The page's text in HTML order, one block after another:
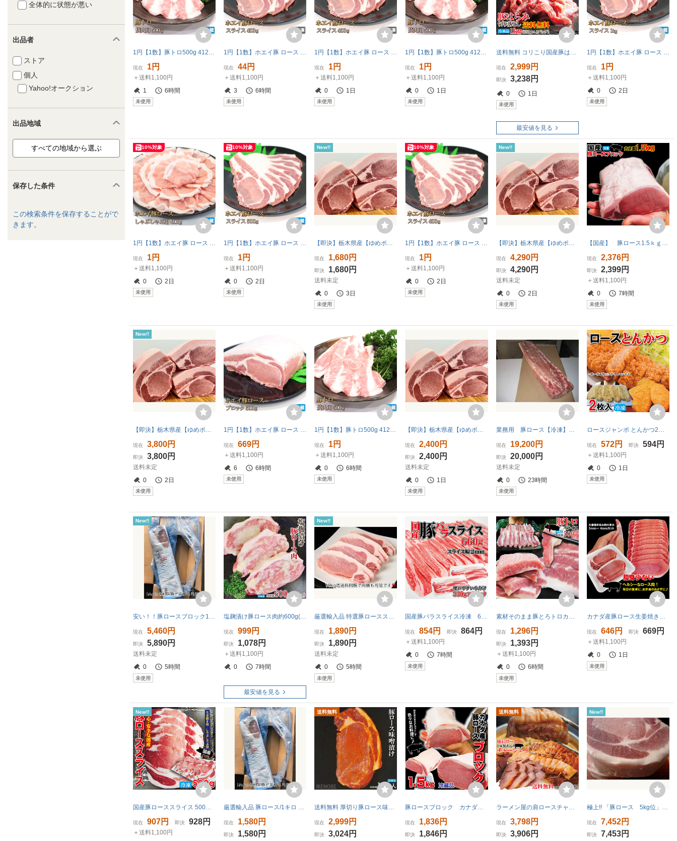
全体的に状態が悪い
出品者
ストア
個人
Yahoo!オークション
出品地域
保存した条件
この検索条件を保存することがで
きます。
現在 1円
＋送料1,100円
1
6時間
未使用
現在 44円
＋送料1,100円
3
6時間
未使用
現在 1円
＋送料1,100円
0
1日
未使用
現在 1円
＋送料1,100円
0
1日
未使用
現在 2,999円
即決 3,238円
0 1日
未使用
最安値を見る
現在 1円
＋送料1,100円
0
2日
未使用
10%対象
現在 1円
＋送料1,100円
0
2日
未使用
10%対象
現在 1円
＋送料1,100円
0
2日
未使用
New!!
現在 1,680円
即決 1,680円
送料未定
0
3日
未使用
10%対象
現在 1円
＋送料1,100円
0
2日
未使用
New!!
現在 4,290円
即決 4,290円
送料未定
0
2日
未使用
現在 2,376円
即決 2,399円
＋送料1,100円
0
7時間
未使用
New!!
【即決】栃木県産【ゆめポーク】熟成 豚ロースブロック 1.3㎏【ヒレ下】豪華BBQ ポークソテー とんかつ 生姜焼き 指定農場 [1366]
現在 3,800円
即決 3,800円
送料未定
0
2日
未使用
1円【1数】ホエイ豚 ロース ブロック 500g 焼肉 ステーキ BBQ とんかつ 生姜焼 野菜炒 味噌焼 小分 業務用 BBQ バーベキュー 1円スタート
現在 669円
＋送料1,100円
6
6時間
未使用
1円【1数】豚トロ500g 4129屋 BBQ 業務用 焼肉 希少部位
現在 1円
＋送料1,100円
0
6時間
未使用
【即決】栃木県産【ゆめポーク】熟成 豚ロースブロック 860g【ヒレ下】豪華BBQ ポークソテー とんかつ 生姜焼き 指定農場 [0860]
現在 2,400円
即決 2,400円
送料未定
0
1日
未使用
業務用 豚ロース【冷凍】 4本/1ケース約16ｋｇ
現在 19,200円
即決 20,000円
送料未定
0
23時間
未使用
ロースジャンポ とんかつ2枚入冷凍【豚肉】【トンカツ】【ロースかつ】【豚カツ】【お惣菜】【おかず】
現在 572円 即決 594円
＋送料1,100円
0
1日
未使用
New!!
安い！！豚ロースブロック1本/焼肉業務用BBQ 冷凍 約4kg～5kg 1本/ ブロック 焼肉ステーキ トンカツ バックス 生姜焼 焼肉 とんかつ 同梱可
現在 5,460円
即決 5,890円
送料未定
0
5時間
未使用
塩麹漬け豚ロース肉約600g(6枚入)冷凍 ロース やわらか塩麹味付け豚 ぶた肉 こうじ フライパンで調理
現在 999円
即決 1,078円
＋送料1,100円
0
7時間
最安値を見る
New!!
厳選輸入品 特選豚ローススライス 1キロ 卸直販 大特価 バックス 【とんかつ】【生姜焼き】【ポークステーキ】【焼肉】【豚肉】同梱も可能
現在 1,890円
即決 1,890円
送料未定
0
5時間
未使用
国産豚バラスライス冷凍 660ｇ（330ｇ×2）【100g当/119.9円+税】【冷凍品】【豚ばら】【国産】【国内産】【焼肉】【バーベキュー】
現在 854円 即決 864円
＋送料1,100円
0
7時間
未使用
素材そのまま豚とろトロカルビ用500g冷凍アメリカ・カナダ産【霜降り】【焼肉】【国産に負けない】
現在 1,296円
即決 1,393円
＋送料1,100円
0
6時間
未使用
カナダ産豚ロース生姜焼き用3～4mmスライス 500ｇ 冷凍
現在 646円 即決 669円
＋送料1,100円
0
1日
未使用
New!!
国産豚ローススライス 500ｇ 冷凍 生姜焼き用・しゃぶしゃぶ用 カット方法が選べます
現在 907円 即決 928円
＋送料1,100円
厳選輸入品 豚ロース/1キロ 卸直販 大特価 豚ロース ブロック バックス カツ カツ丼 10kg迄送料同額にて同梱も可能！！
現在 1,580円
即決 1,580円
送料無料
送料無料 厚切り豚ロース味噌漬け冷凍10枚入り(約220ｇ×5パック)※2セット以上ご購入でおまけ付
現在 2,999円
即決 3,024円
豚ロースブロック カナダ産 1.5ｋｇ【とんかつ】【生姜焼き】【ポークステーキ】【焼肉】【豚肉】
現在 1,836円
即決 1,846円
送料無料
ラーメン屋の肩ロースチャーシューブロック 送料無料 自家製煮込みブロック たれ付 1.2Ｋｇ 2セット以上購入でおまけ付 国産豚に負けない
現在 3,798円
即決 3,906円
New!!
極上!! 「豚ロース 5kg位」カナダ産 ASK福袋訳業務用焼肉
現在 7,452円
即決 7,453円